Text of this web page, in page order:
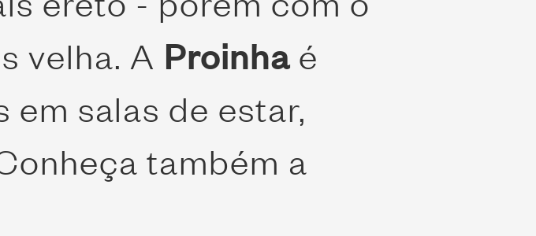
velha. A Proinhaé
salas de estar,
também a